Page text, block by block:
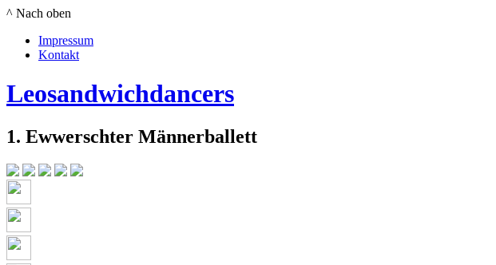
^ Nach oben
Impressum
Kontakt
Leosandwichdancers
1. Ewwerschter Männerballett